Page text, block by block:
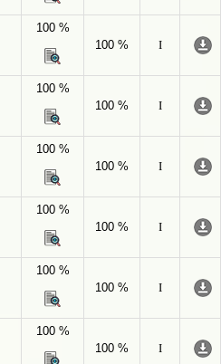
100 %
100 %
I
100 %
100 %
I
100 %
100 %
I
100 %
100 %
I
100 %
100 %
I
100 %
100 %
I